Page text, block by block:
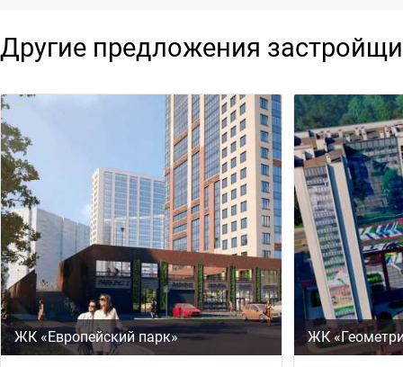
Другие предложения
ЖК «Европейский парк» ЖК